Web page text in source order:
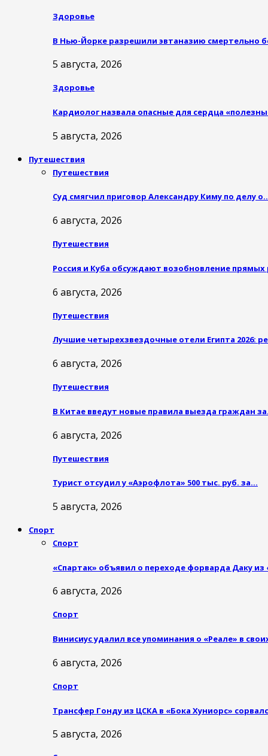
Здоровье
В Нью-Йорке разрешили эвтаназию смертельно
5 августа, 2026
Здоровье
Кардиолог назвала опасные для сердца
5 августа, 2026
Путешествия
Путешествия
Суд смягчил приговор Александру Киму по делу
6 августа, 2026
Путешествия
Россия и Куба обсуждают возобновление прямых
6 августа, 2026
Путешествия
Лучшие четырехзвездочные отели Египта 2026:
6 августа, 2026
Путешествия
В Китае введут новые правила выезда граждан
6 августа, 2026
Путешествия
Турист отсудил у «Аэрофлота» 500 тыс. руб. за…
5 августа, 2026
Спорт
Спорт
«Спартак» объявил о переходе форварда Даку из
6 августа, 2026
Спорт
Винисиус удалил все упоминания о «Реале» в
6 августа, 2026
Спорт
Трансфер Гонду из ЦСКА в «Бока Хуниорс»
5 августа, 2026